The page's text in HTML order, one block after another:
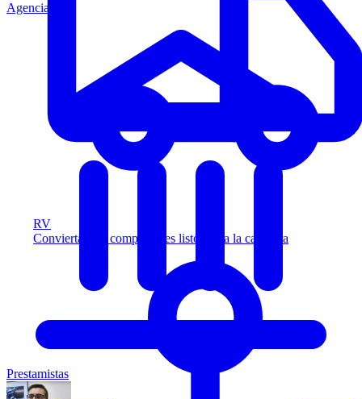
RV
Convierta más compradores listos para la carretera
Agencia
Prestamistas